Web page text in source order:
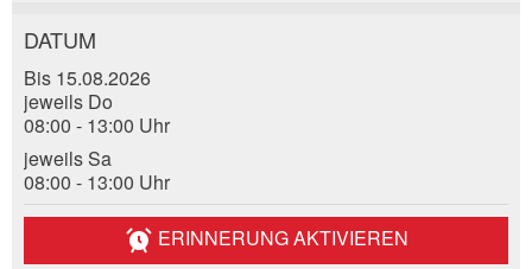
Anzeige beanstanden
Ihr Feedback wird sehr geschätzt!
Allgemeines Feedback
Anzeige nicht mehr gültig
Anzeige unvollständig
Anzeige weiterempfehlen
Empfehlen Sie diese Anzeige an Freunde weiter.
Reservation
Veranstaltungsdatum *:
Anzahl der Teilnehmer *:
DATUM
Bis 15.08.2026
jeweils Do
08:00 - 13:00 Uhr
jeweils Sa
08:00 - 13:00 Uhr
ERINNERUNG AKTIVIEREN